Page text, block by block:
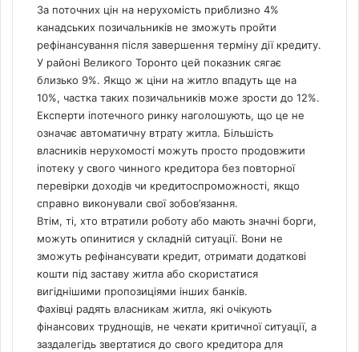
За поточних цін на нерухомість приблизно 4%
канадських позичальників не зможуть пройти
рефінансування після завершення терміну дії кредиту.
У районі Великого Торонто цей показник сягає
близько 9%. Якщо ж ціни на житло впадуть ще на
10%, частка таких позичальників може зрости до 12%.
Експерти іпотечного ринку наголошують, що це не
означає автоматичну втрату житла. Більшість
власників нерухомості можуть просто продовжити
іпотеку у свого чинного кредитора без повторної
перевірки доходів чи кредитоспроможності, якщо
справно виконували свої зобов’язання.
Втім, ті, хто втратили роботу або мають значні борги,
можуть опинитися у складній ситуації. Вони не
зможуть рефінансувати кредит, отримати додаткові
кошти під заставу житла або скористатися
вигіднішими пропозиціями інших банків.
Фахівці радять власникам житла, які очікують
фінансових труднощів, не чекати критичної ситуації, а
заздалегідь звертатися до свого кредитора для